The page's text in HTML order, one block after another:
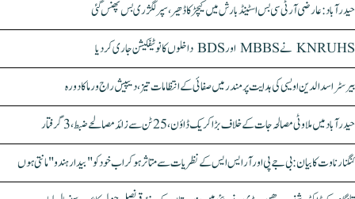
حیدرآباد: عارضی آر ٹی سی بس اسٹینڈ بارش میں کیچڑ کا ڈھیر، سپر لگژری بس پھنس گئی
KNRUHS نے MBBS اور BDS داخلوں کا نوٹیفکیشن جاری کر دیا
بیرسٹر اسدالدین اویسی کی ہدایت پر مندر میں صفائی کے انتظامات تیز، دیپیش راج ورما کا دورہ
حیدرآباد میں ملاوٹی مصالحہ جات کے خلاف بڑا کریک ڈاؤن، 25 ٹن سے زائد مصالحے ضبط، 3 گرفتار
کنگنا رناوت کا بیان: بی جے پی اور آر ایس ایس کے نظریات سے متاثر ہو کر اب خود کو "بیدار ہندو" مانتی ہوں